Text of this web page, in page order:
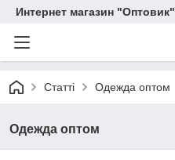
Интернет магазин "Оптовик"
Статті Одежда оптом
Одежда оптом